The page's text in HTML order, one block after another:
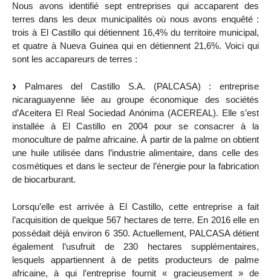
Nous avons identifié sept entreprises qui accaparent des
terres dans les deux municipalités où nous avons enquêté :
trois à El Castillo qui détiennent 16,4% du territoire municipal,
et quatre à Nueva Guinea qui en détiennent 21,6%. Voici qui
sont les accapareurs de terres :
Palmares del Castillo S.A. (PALCASA) : entreprise
nicaraguayenne liée au groupe économique des sociétés
d’Aceitera El Real Sociedad Anónima (ACEREAL). Elle s’est
installée à El Castillo en 2004 pour se consacrer à la
monoculture de palme africaine. À partir de la palme on obtient
une huile utilisée dans l’industrie alimentaire, dans celle des
cosmétiques et dans le secteur de l’énergie pour la fabrication
de biocarburant.
Lorsqu’elle est arrivée à El Castillo, cette entreprise a fait
l’acquisition de quelque 567 hectares de terre. En 2016 elle en
possédait déjà environ 6 350. Actuellement, PALCASA détient
également l’usufruit de 230 hectares supplémentaires,
lesquels appartiennent à de petits producteurs de palme
africaine, à qui l’entreprise fournit « gracieusement » de